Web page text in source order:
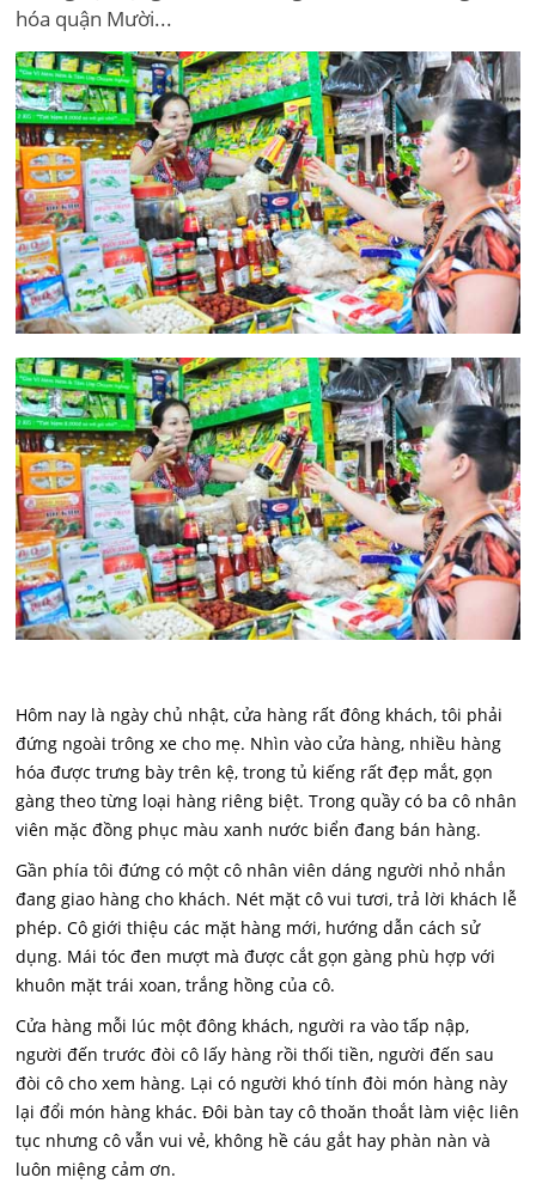
hóa quận Mười...
Hôm nay là ngày chủ nhật, cửa hàng rất đông khách, tôi phải
đứng ngoài trông xe cho mẹ. Nhìn vào cửa hàng, nhiều hàng
hóa được trưng bày trên kệ, trong tủ kiếng rất đẹp mắt, gọn
gàng theo từng loại hàng riêng biệt. Trong quầy có ba cô nhân
viên mặc đồng phục màu xanh nước biển đang bán hàng.
Gần phía tôi đứng có một cô nhân viên dáng người nhỏ nhắn
đang giao hàng cho khách. Nét mặt cô vui tươi, trả lời khách lễ
phép. Cô giới thiệu các mặt hàng mới, hướng dẫn cách sử
dụng. Mái tóc đen mượt mà được cắt gọn gàng phù hợp với
khuôn mặt trái xoan, trắng hồng của cô.
Cửa hàng mỗi lúc một đông khách, người ra vào tấp nập,
người đến trước đòi cô lấy hàng rồi thối tiền, người đến sau
đòi cô cho xem hàng. Lại có người khó tính đòi món hàng này
lại đổi món hàng khác. Đôi bàn tay cô thoăn thoắt làm việc liên
tục nhưng cô vẫn vui vẻ, không hề cáu gắt hay phàn nàn và
luôn miệng cảm ơn.